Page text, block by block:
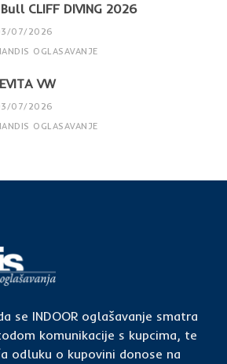
CLIFF DIVING 2026
07/2026
OGLASAVANJE
VW
07/2026
OGLASAVANJE
se INDOOR oglašavanje smatra
komunikacije s kupcima, te
odluku o kupovini donose na